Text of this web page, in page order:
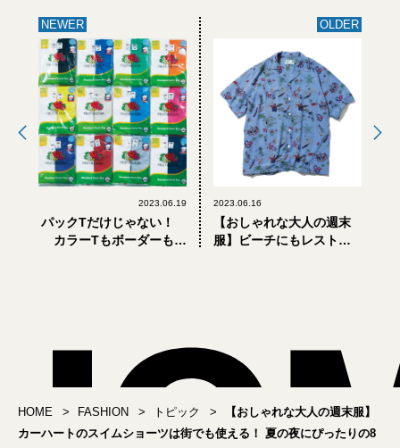
NEWER
2023.06.19
パックTだけじゃない！
カラーTもボーダーも充
OLDER
2023.06.16
【おしゃれな大人の週末
服】ビーチにもレストラ
HOME FASHION トピック
【おしゃれな大人の週末服】
カーハートのスイムショーツは街でも使える！ 夏の夜にぴったりの8